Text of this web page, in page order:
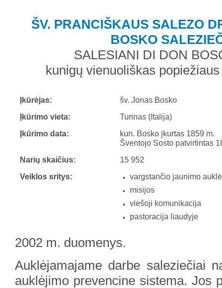
ŠV. PRANCIŠKAUS SALEZO
BOSKO
SALESIANI DI DON
kunigų vienuoliškas
Įkūrėjas:
Įkūrimo vieta:
Įkūrimo data:
Narių skaičius:
Veiklos sritys:
šv. Jonas Bosko
Turinas (Italija)
kun. Bosko įkurtas 1859 m.
Šventojo Sosto patvirtintas
15 952
vargstančio jaunimo
misijos
viešoji komunikacija
pastoracija liaudyje
2002 m. duomenys.
Auklėjamajame darbe saleziečiai
auklėjimo prevencine sistema. Jos